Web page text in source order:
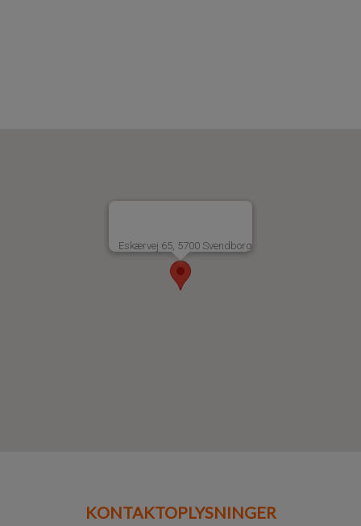
Eskærvej 65, 5700 Svendborg
KONTAKTOPLYSNINGER